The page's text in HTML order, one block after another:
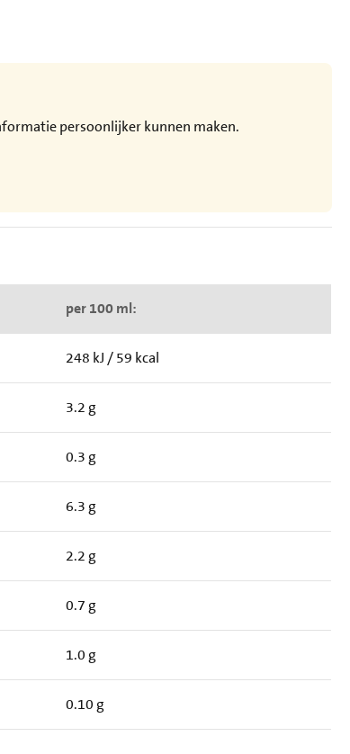
persoonlijker kunnen maken.
per 100 ml:
248 kJ / 59 kcal
3.2 g
0.3 g
6.3 g
2.2 g
0.7 g
1.0 g
0.10 g